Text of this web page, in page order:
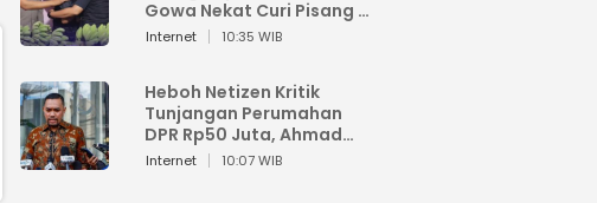
Gowa Nekat Curi Pisang 4
Tandan Milik Tetangga,
Internet 10:35 WIB
Heboh Netizen Kritik
Tunjangan Perumahan
DPR Rp50 Juta, Ahmad
Sahroni: Enggak Senang
Internet 10:07 WIB